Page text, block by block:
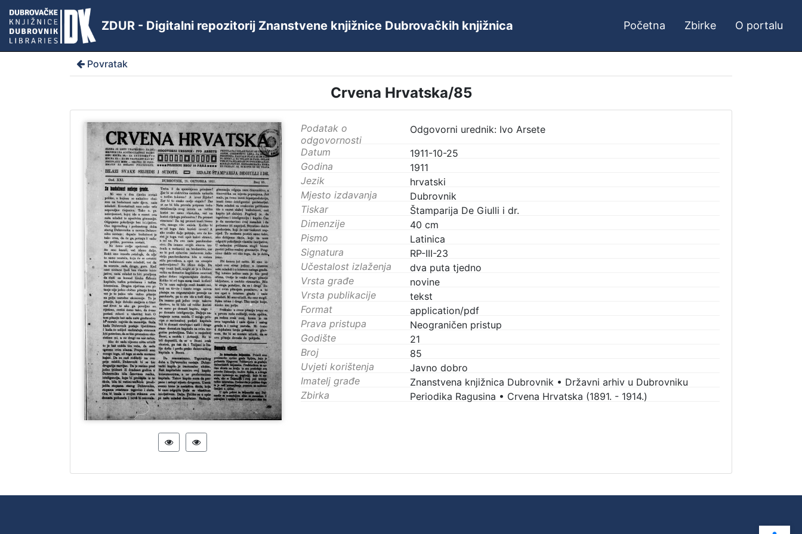
ZDUR - Digitalni repozitorij Znanstvene knjižnice Dubrovačkih knjižnica Početna Zbirke O portalu
Povratak
Crvena Hrvatska/85
Podatak o
odgovornosti
Odgovorni urednik: Ivo Arsete
Datum
1911-10-25
Godina
1911
Jezik
hrvatski
Mjesto izdavanja
Dubrovnik
Tiskar
Štamparija De Giulli i dr.
Dimenzije
40 cm
Pismo
Latinica
Signatura
RP-III-23
Učestalost izlaženja
dva puta tjedno
Vrsta građe
novine
Vrsta publikacije
tekst
Format
application/pdf
Prava pristupa
Neograničen pristup
Godište
21
Broj
85
Uvjeti korištenja
Javno dobro
Imatelj građe
Znanstvena knjižnica Dubrovnik • Državni arhiv u Dubrovniku
Zbirka
Periodika Ragusina • Crvena Hrvatska (1891. - 1914.)